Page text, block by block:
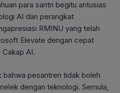
para santri begitu antusias
AI dan perangkat
RMINU yang telah
Elevate dengan cepat
AI.
pesantren tidak boleh
dengan teknologi. Semula,